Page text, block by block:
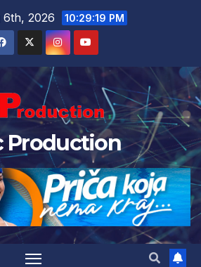
6th, 2026 10:29:20 PM
Production